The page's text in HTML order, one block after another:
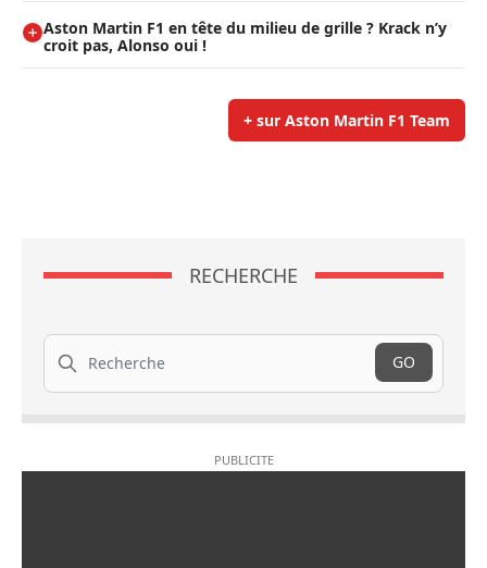
Aston Martin F1 en tête du milieu de grille ? Krack n’y
croit pas, Alonso oui !
+ sur Aston Martin F1 Team
RECHERCHE
Recherche
GO